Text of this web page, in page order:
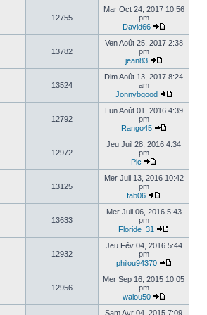
12755
Mar Oct 24, 2017 10:56
pm
David66
13782
Ven Août 25, 2017 2:38
pm
jean83
13524
Dim Août 13, 2017 8:24
am
Jonnybgood
12792
Lun Août 01, 2016 4:39
pm
Rango45
12972
Jeu Juil 28, 2016 4:34
pm
Pic
13125
Mer Juil 13, 2016 10:42
pm
fab06
13633
Mer Juil 06, 2016 5:43
pm
Floride_31
12932
Jeu Fév 04, 2016 5:44
pm
philou94370
12956
Mer Sep 16, 2015 10:05
pm
walou50
Sam Avr 04, 2015 7:09